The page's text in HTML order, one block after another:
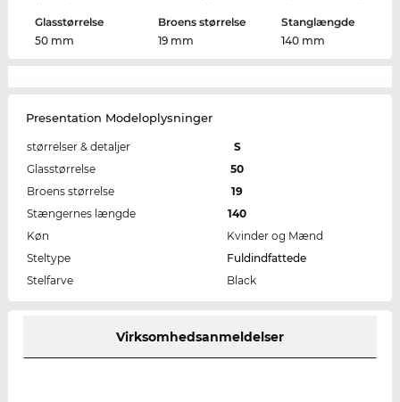
Glasstørrelse
50 mm
Broens størrelse
19 mm
Stanglængde
140 mm
Presentation Modeloplysninger
størrelser & detaljer
S
Glasstørrelse
50
Broens størrelse
19
Stængernes længde
140
Køn
Kvinder og Mænd
Steltype
Fuldindfattede
Stelfarve
Black
Virksomhedsanmeldelser